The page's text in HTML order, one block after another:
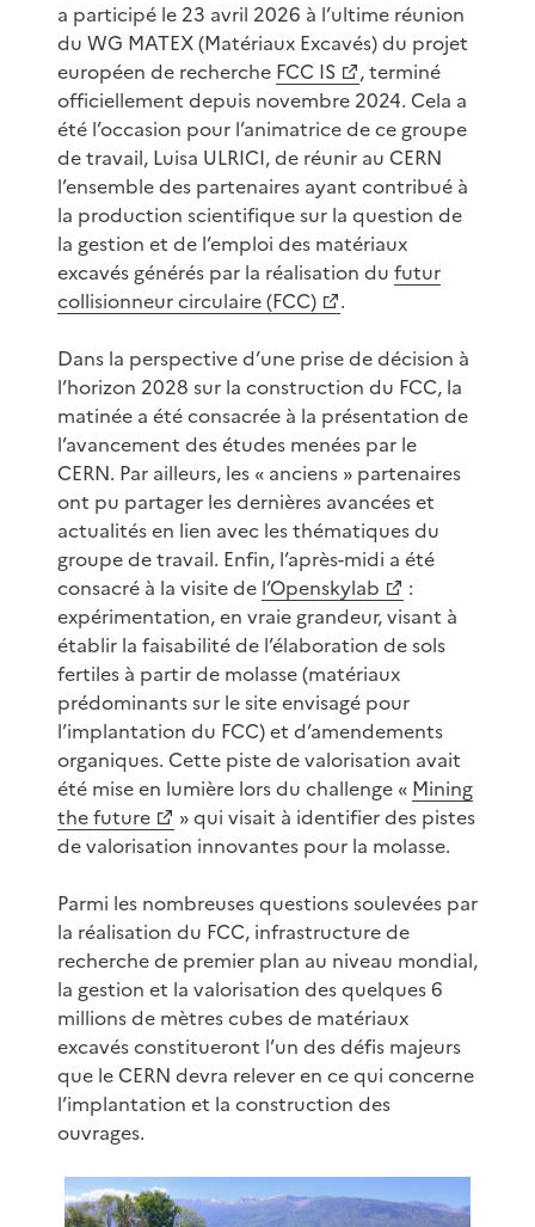
a participé le 23 avril 2026 à l’ultime réunion
du WG MATEX (Matériaux Excavés) du projet
européen de recherche FCC IS
, terminé
officiellement depuis novembre 2024. Cela a
été l’occasion pour l’animatrice de ce groupe
de travail, Luisa ULRICI, de réunir au CERN
l’ensemble des partenaires ayant contribué à
la production scientifique sur la question de
la gestion et de l’emploi des matériaux
excavés générés par la réalisation du futur
collisionneur circulaire (FCC)
.
Dans la perspective d’une prise de décision à
l’horizon 2028 sur la construction du FCC, la
matinée a été consacrée à la présentation de
l’avancement des études menées par le
CERN. Par ailleurs, les « anciens » partenaires
ont pu partager les dernières avancées et
actualités en lien avec les thématiques du
groupe de travail. Enfin, l’après-midi a été
consacré à la visite de l’Openskylab
:
expérimentation, en vraie grandeur, visant à
établir la faisabilité de l’élaboration de sols
fertiles à partir de molasse (matériaux
prédominants sur le site envisagé pour
l’implantation du FCC) et d’amendements
organiques. Cette piste de valorisation avait
été mise en lumière lors du challenge « Mining
the future
» qui visait à identifier des pistes
de valorisation innovantes pour la molasse.
Parmi les nombreuses questions soulevées par
la réalisation du FCC, infrastructure de
recherche de premier plan au niveau mondial,
la gestion et la valorisation des quelques 6
millions de mètres cubes de matériaux
excavés constitueront l’un des défis majeurs
que le CERN devra relever en ce qui concerne
l’implantation et la construction des
ouvrages.